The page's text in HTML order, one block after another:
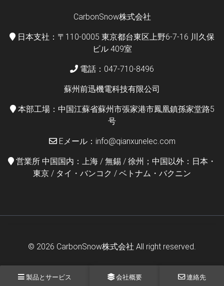
CarbonSnow株式会社
日本支社：〒110-0005 東京都台東区上野6-7-16 川久保
ビル 409室
電話：047-710-8496
蘇州前迅機電科技有限公司
本部工場：中国江蘇省蘇州市張家港市鳳凰鎮孫家堂路5
号
Eメール：info@qianxunelec.com
営業所 中国国内：上海 / 無錫 / 徐州；中国以外：日本・
東京 / タイ・バンコク / ベトナム・バクニン
© 2026 CarbonSnow株式会社 All right reserved.
製品とサービス 会社概要 連絡先